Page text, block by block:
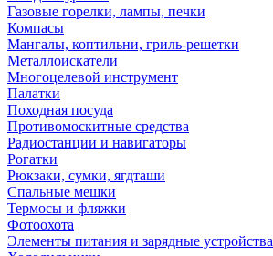
Газовые горелки, лампы, печки
Компасы
Мангалы, коптильни, гриль-решетки
Металлоискатели
Многоцелевой инструмент
Палатки
Походная посуда
Противомоскитные средства
Радиостанции и навигаторы
Рогатки
Рюкзаки, сумки, ягдташи
Спальные мешки
Термосы и фляжки
Фотоохота
Элементы питания и зарядные устройства